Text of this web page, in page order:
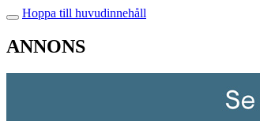
Hoppa till huvudinnehåll
ANNONS